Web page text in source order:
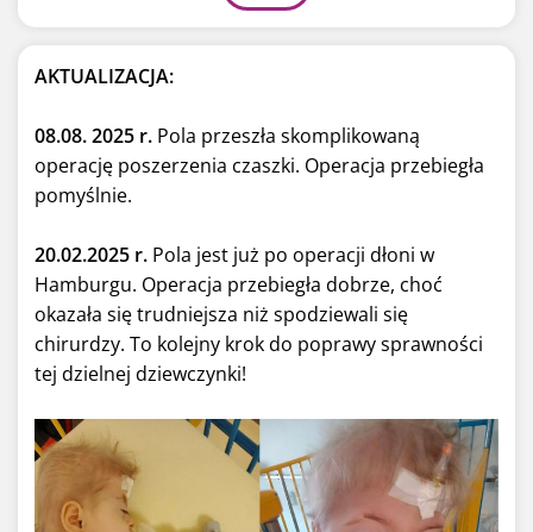
AKTUALIZACJA:
08.08. 2025 r. Pola przeszła skomplikowaną
operację poszerzenia czaszki. Operacja przebiegła
pomyślnie.
20.02.2025 r. Pola jest już po operacji dłoni w
Hamburgu. Operacja przebiegła dobrze, choć
okazała się trudniejsza niż spodziewali się
chirurdzy. To kolejny krok do poprawy sprawności
tej dzielnej dziewczynki!